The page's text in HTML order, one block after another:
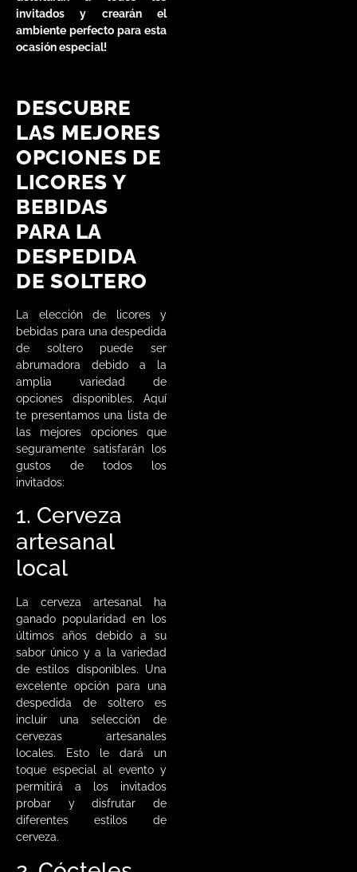
invitados y crearán el
ambiente perfecto para esta
ocasión especial!
DESCUBRE
LAS MEJORES
OPCIONES DE
LICORES Y
BEBIDAS
PARA LA
DESPEDIDA
DE SOLTERO
La elección de licores y
bebidas para una despedida
de soltero puede ser
abrumadora debido a la
amplia variedad de
opciones disponibles. Aquí
te presentamos una lista de
las mejores opciones que
seguramente satisfarán los
gustos de todos los
invitados:
1. Cerveza
artesanal
local
La cerveza artesanal ha
ganado popularidad en los
últimos años debido a su
sabor único y a la variedad
de estilos disponibles. Una
excelente opción para una
despedida de soltero es
incluir una selección de
cervezas artesanales
locales. Esto le dará un
toque especial al evento y
permitirá a los invitados
probar y disfrutar de
diferentes estilos de
cerveza.